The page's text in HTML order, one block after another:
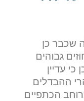
שכבר כן
גבוהים
עדיין
ההבדלים
הכתפיים